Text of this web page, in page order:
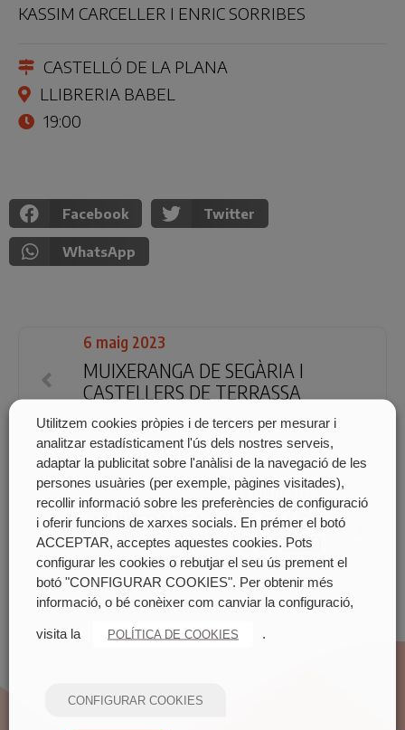
KASSIM CARCELLER I ENRIC SORRIBES
CASTELLÓ DE LA PLANA
LLIBRERIA BABEL
19:00
Facebook Twitter
WhatsApp
6 maig 2023
MUIXERANGA DE SEGÀRIA I
CASTELLERS DE TERRASSA
XALÓ AVGDA. PLA DE LA SÉQUIA
13 maig 2023
MUIXERANGA CONLLOGA DE
CASTELLÓ
VALÈNCIA CENTRE DE LA CIUTAT
Utilitzem cookies pròpies i de tercers per mesurar i
analitzar estadísticament l'ús dels nostres serveis,
adaptar la publicitat sobre l'anàlisi de la navegació de les
persones usuàries (per exemple, pàgines visitades),
recollir informació sobre les preferències de configuració
i oferir funcions de xarxes socials. En prémer el botó
ACCEPTAR, acceptes aquestes cookies. Pots
configurar les cookies o rebutjar el seu ús prement el
botó "CONFIGURAR COOKIES". Per obtenir més
informació, o bé conèixer com canviar la configuració,
visita la POLÍTICA DE COOKIES .
CONFIGURAR COOKIES